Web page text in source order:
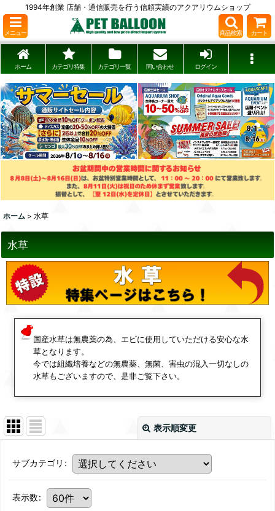
1994年創業 店舗・通信販売を行う信頼実績のアクアリウムショップ
メニュー 商品検索 カート
ホーム カテゴリ特集 カテゴリ一覧 問い合わせ ログイン
ホーム > 水草
水草
国産水草は無農薬の為、エビに使用していただける安心な水
草となります。
今では組織培養などの無農薬、無菌、害虫の混入一切なしの
水草もございますので、是非ご覧下さい。
表示順変更
サブカテゴリ :
表示数: